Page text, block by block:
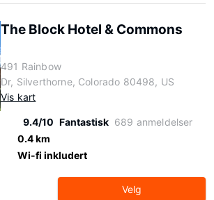
The Block Hotel & Commons
491 Rainbow
Dr, Silverthorne, Colorado 80498, US
Vis kart
9.4/10 Fantastisk 689 anmeldelser
0.4 km
Wi-fi inkludert
Velg